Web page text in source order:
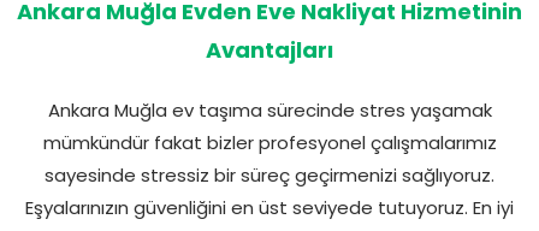
Ankara Muğla Evden Eve Nakliyat Hizmetinin
Avantajları
Ankara Muğla ev taşıma sürecinde stres yaşamak
mümkündür fakat bizler profesyonel çalışmalarımız
sayesinde stressiz bir süreç geçirmenizi sağlıyoruz.
Eşyalarınızın güvenliğini en üst seviyede tutuyoruz. En iyi